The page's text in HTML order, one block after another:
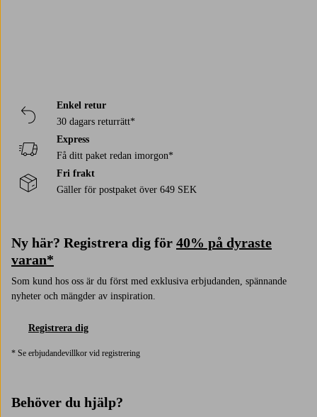
Enkel retur
30 dagars returrätt*
Express
Få ditt paket redan imorgon*
Fri frakt
Gäller för postpaket över 649 SEK
Ny här? Registrera dig för 40% på dyraste
varan*
Som kund hos oss är du först med exklusiva erbjudanden, spännande
nyheter och mängder av inspiration.
Registrera dig
* Se erbjudandevillkor vid registrering
Behöver du hjälp?